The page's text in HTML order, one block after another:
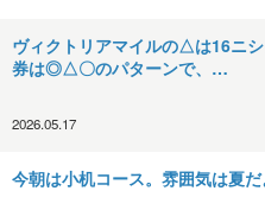
ヴィクトリアマイルの△は16ニ
券は◎△〇のパターンで、…
2026.05.17
今朝は小机コース。雰囲気は夏だ